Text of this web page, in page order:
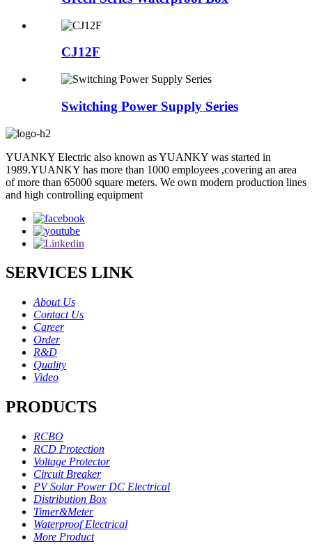
CJ12F
Switching Power Supply Series
YUANKY Electric also known as YUANKY was started in
1989.YUANKY has more than 1000 employees ,covering an area
of more than 65000 square meters. We own modern production lines
and high controlling equipment
SERVICES LINK
About Us
Contact Us
Career
Order
R&D
Quality
Video
PRODUCTS
RCBO
RCD Protection
Voltage Protector
Circuit Breaker
PV Solar Power DC Electrical
Distribution Box
Timer&Meter
Waterproof Electrical
More Product